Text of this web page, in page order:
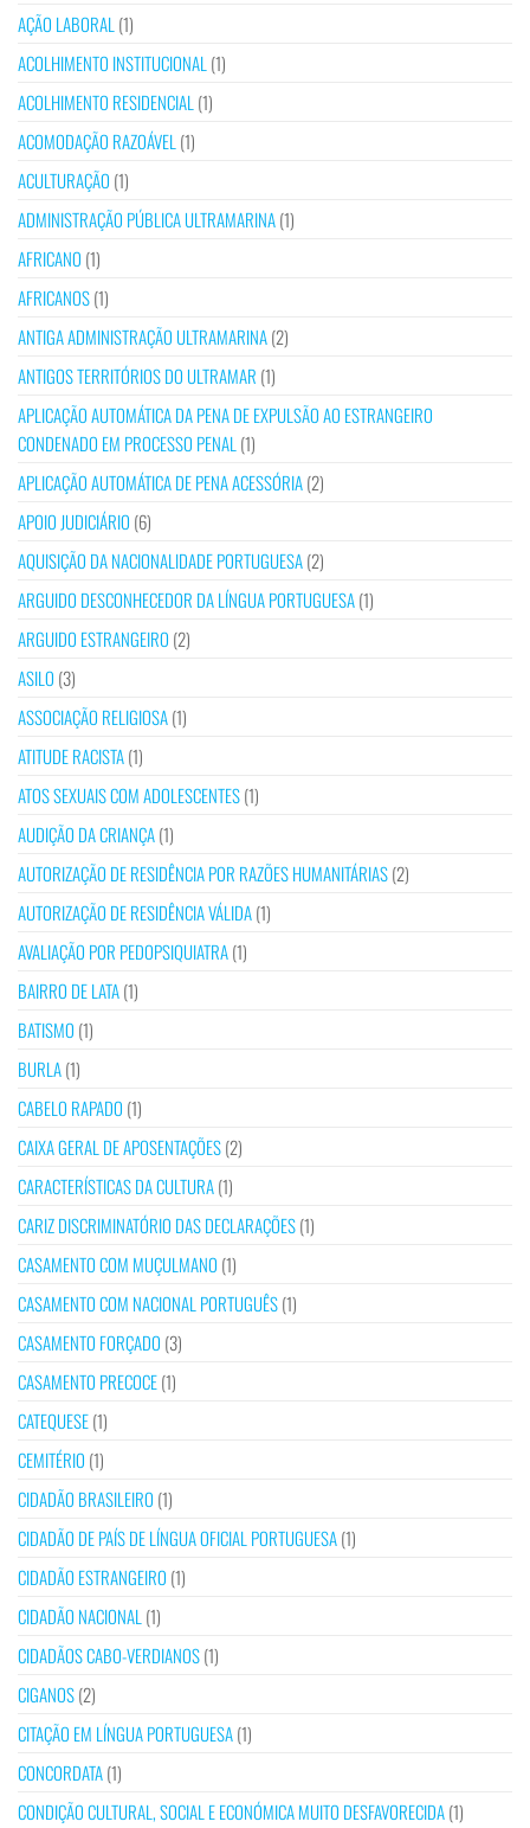
AÇÃO LABORAL (1)
ACOLHIMENTO INSTITUCIONAL (1)
ACOLHIMENTO RESIDENCIAL (1)
ACOMODAÇÃO RAZOÁVEL (1)
ACULTURAÇÃO (1)
ADMINISTRAÇÃO PÚBLICA ULTRAMARINA(1)
AFRICANO (1)
AFRICANOS(1)
ANTIGA ADMINISTRAÇÃO ULTRAMARINA(2)
ANTIGOS TERRITÓRIOS DO ULTRAMAR (1)
APLICAÇÃO AUTOMÁTICA DA PENA DE EXPULSÃO AO ESTRANGEIRO
CONDENADO EM PROCESSO PENAL (1)
APLICAÇÃO AUTOMÁTICA DE PENA ACESSÓRIA(2)
APOIO JUDICIÁRIO (6)
AQUISIÇÃO DA NACIONALIDADE PORTUGUESA(2)
ARGUIDO DESCONHECEDOR DA LÍNGUA PORTUGUESA(1)
ARGUIDO ESTRANGEIRO (2)
ASILO (3)
ASSOCIAÇÃO RELIGIOSA(1)
ATITUDE RACISTA(1)
ATOS SEXUAIS COM ADOLESCENTES(1)
AUDIÇÃO DA CRIANÇA(1)
AUTORIZAÇÃO DE RESIDÊNCIA POR RAZÕES HUMANITÁRIAS(2)
AUTORIZAÇÃO DE RESIDÊNCIA VÁLIDA(1)
AVALIAÇÃO POR PEDOPSIQUIATRA(1)
BAIRRO DE LATA(1)
BATISMO (1)
BURLA(1)
CABELO RAPADO (1)
CAIXA GERAL DE APOSENTAÇÕES(2)
CARACTERÍSTICAS DA CULTURA(1)
CARIZ DISCRIMINATÓRIO DAS DECLARAÇÕES(1)
CASAMENTO COM MUÇULMANO (1)
CASAMENTO COM NACIONAL PORTUGUÊS(1)
CASAMENTO FORÇADO (3)
CASAMENTO PRECOCE(1)
CATEQUESE(1)
CEMITÉRIO (1)
CIDADÃO BRASILEIRO (1)
CIDADÃO DE PAÍS DE LÍNGUA OFICIAL PORTUGUESA(1)
CIDADÃO ESTRANGEIRO (1)
CIDADÃO NACIONAL (1)
CIDADÃOS CABO-VERDIANOS(1)
CIGANOS(2)
CITAÇÃO EM LÍNGUA PORTUGUESA(1)
CONCORDATA(1)
CONDIÇÃO CULTURAL, SOCIAL E ECONÓMICA MUITO DESFAVORECIDA(1)